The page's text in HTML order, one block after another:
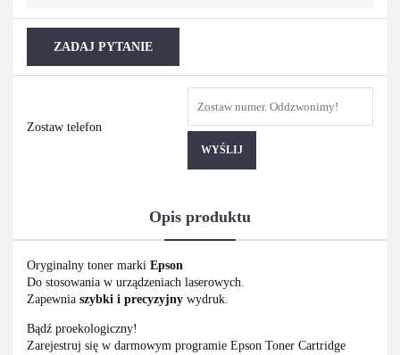
ZADAJ PYTANIE
Zostaw telefon
WYŚLIJ
Opis produktu
Oryginalny toner marki Epson
Do stosowania w urządzeniach laserowych.
Zapewnia szybki i precyzyjny wydruk.
Bądź proekologiczny!
Zarejestruj się w darmowym programie Epson Toner Cartridge